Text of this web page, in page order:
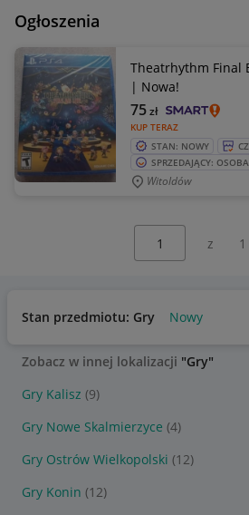
Ogłoszenia
Theatrhythm Final
| Nowa!
KUP TERAZ
75zł
STAN: NOWY
SPRZEDAJĄCY:
Witoldów
z 1
Stan przedmiotu: Gry Nowy
Zobacz w innej lokalizacji "Gry"
Gry Kalisz (9)
Gry Nowe Skalmierzyce (4)
Gry Ostrów Wielkopolski (12)
Gry Konin (12)